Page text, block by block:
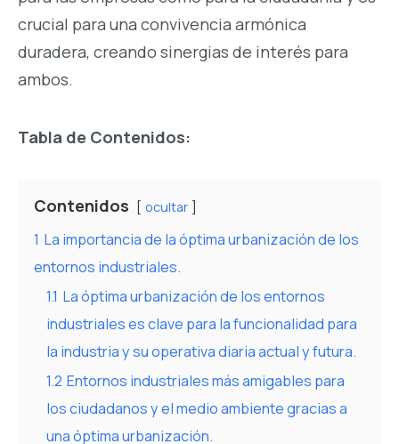
crucial para una convivencia armónica
duradera, creando sinergias de interés para
ambos.
Tabla de Contenidos:
Contenidos ocultar
1 La importancia de la óptima urbanización de los
entornos industriales.
1.1 La óptima urbanización de los entornos
industriales es clave para la funcionalidad para
la industria y su operativa diaria actual y futura.
1.2 Entornos industriales más amigables para
los ciudadanos y el medio ambiente gracias a
una óptima urbanización.